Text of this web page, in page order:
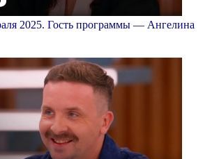
2025. Гость программы — Ангелина